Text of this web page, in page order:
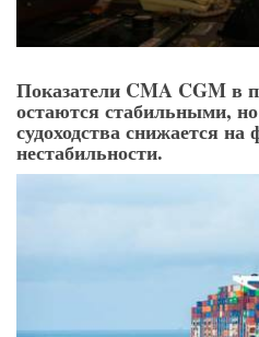
Показатели CMA CGM в
остаются стабильными,
судоходства снижается на
нестабильности.